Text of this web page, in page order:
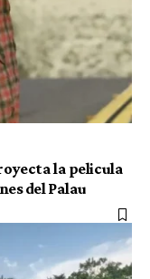
la pelicula
del Palau